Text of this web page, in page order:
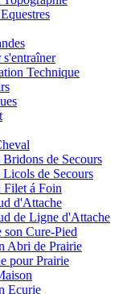
s'entraîner
Technique
de Secours
Licols de Secours
Filet á Foin
d'Attache
de Ligne d'Attache
son Cure-Pied
Abri de Prairie
pour Prairie
Ecurie